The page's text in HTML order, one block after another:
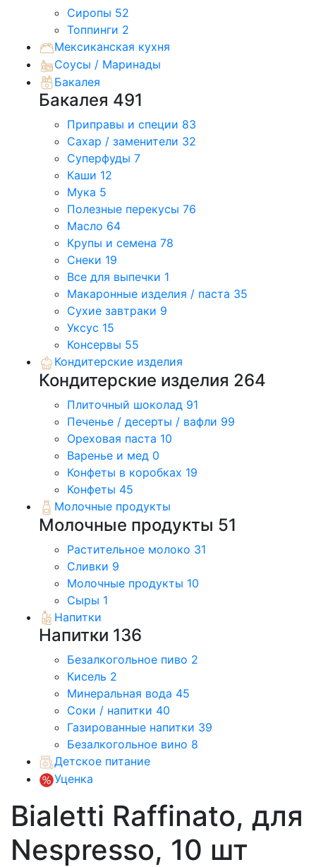
Сиропы 52
Топпинги 2
Мексиканская кухня
Соусы / Маринады
Бакалея
Бакалея 491
Приправы и специи 83
Сахар / заменители 32
Суперфуды 7
Каши 12
Мука 5
Полезные перекусы 76
Масло 64
Крупы и семена 78
Снеки 19
Все для выпечки 1
Макаронные изделия / паста 35
Сухие завтраки 9
Уксус 15
Консервы 55
Кондитерские изделия
Кондитерские изделия 264
Плиточный шоколад 91
Печенье / десерты / вафли 99
Ореховая паста 10
Варенье и мед 0
Конфеты в коробках 19
Конфеты 45
Молочные продукты
Молочные продукты 51
Растительное молоко 31
Сливки 9
Молочные продукты 10
Сыры 1
Напитки
Напитки 136
Безалкогольное пиво 2
Кисель 2
Минеральная вода 45
Соки / напитки 40
Газированные напитки 39
Безалкогольное вино 8
Детское питание
Уценка
Bialetti Raffinato, для
Nespresso, 10 шт